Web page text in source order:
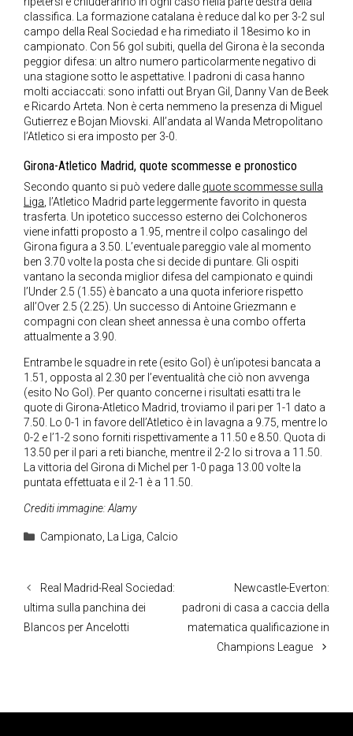
classifica. La formazione catalana è reduce dal ko per 3-2 sul
campo della Real Sociedad e ha rimediato il 18esimo ko in
campionato. Con 56 gol subiti, quella del Girona è la seconda
peggior difesa: un altro numero particolarmente negativo di
una stagione sotto le aspettative. I padroni di casa hanno
molti acciaccati: sono infatti out Bryan Gil, Danny Van de Beek
e Ricardo Arteta. Non è certa nemmeno la presenza di Miguel
Gutierrez e Bojan Miovski. All’andata al Wanda Metropolitano
l’Atletico si era imposto per 3-0.
Girona-Atletico Madrid, quote scommesse e pronostico
Secondo quanto si può vedere dalle quote scommesse sulla
Liga, l’Atletico Madrid parte leggermente favorito in questa
trasferta. Un ipotetico successo esterno dei Colchoneros
viene infatti proposto a 1.95, mentre il colpo casalingo del
Girona figura a 3.50. L’eventuale pareggio vale al momento
ben 3.70 volte la posta che si decide di puntare. Gli ospiti
vantano la seconda miglior difesa del campionato e quindi
l’Under 2.5 (1.55) è bancato a una quota inferiore rispetto
all’Over 2.5 (2.25). Un successo di Antoine Griezmann e
compagni con clean sheet annessa è una combo offerta
attualmente a 3.90.
Entrambe le squadre in rete (esito Gol) è un’ipotesi bancata a
1.51, opposta al 2.30 per l’eventualità che ciò non avvenga
(esito No Gol). Per quanto concerne i risultati esatti tra le
quote di Girona-Atletico Madrid, troviamo il pari per 1-1 dato a
7.50. Lo 0-1 in favore dell’Atletico è in lavagna a 9.75, mentre lo
0-2 e l’1-2 sono forniti rispettivamente a 11.50 e 8.50. Quota di
13.50 per il pari a reti bianche, mentre il 2-2 lo si trova a 11.50.
La vittoria del Girona di Michel per 1-0 paga 13.00 volte la
puntata effettuata e il 2-1 è a 11.50.
Crediti immagine: Alamy
Categorie
Campionato, La Liga, Calcio
Real Madrid-Real Sociedad:
ultima sulla panchina dei
Blancos per Ancelotti
Newcastle-Everton:
padroni di casa a caccia della
matematica qualificazione in
Champions League